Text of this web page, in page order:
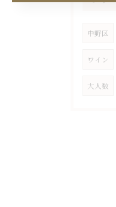
中野区
ワイン
大人数